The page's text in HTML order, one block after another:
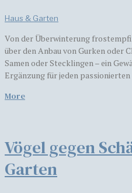
Haus & Garten
Von der Überwinterung
über den Anbau von Gurken oder
Samen oder Stecklingen – ein
Ergänzung für jeden passionierten
More
Vögel gegen
Garten